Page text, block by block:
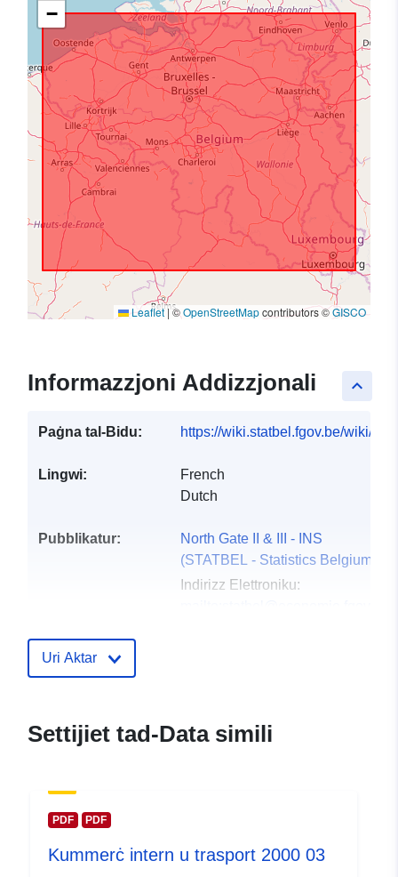
−
Leaflet|©OpenStreetMapcontributors ©GISCO
keyboard_arrow_up
Informazzjoni Addizzjonali
Paġna tal-Bidu: https://wiki.statbel.fgov.be/wiki/
Lingwi:
French
Dutch
Pubblikatur:
North Gate II & III - INS
(STATBEL - Statistics Belgium)
Indirizz Elettroniku:
Indirizz Elettroniku:
https://statbel.fgov.be/en
Uri Aktar
Settijiet tad-Data simili
PDF PDF
Kummerċ intern u trasport 2000 03